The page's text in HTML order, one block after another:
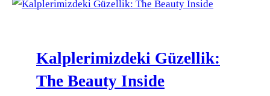
Kalplerimizdeki Güzellik:
The Beauty Inside